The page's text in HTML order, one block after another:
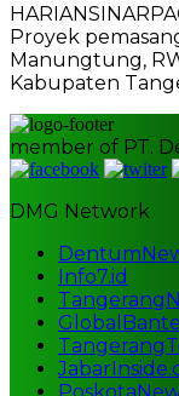
Proyek
Manungtung,
Kabupaten
member of PT.
DMG Network
Info7.id